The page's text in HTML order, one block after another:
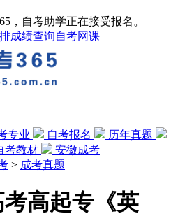
，自考助学正在接受报名。
成绩查询自考网课
专业 自考报名
历年真题
考教材
安徽成考
> 成考真题
考高起专《英